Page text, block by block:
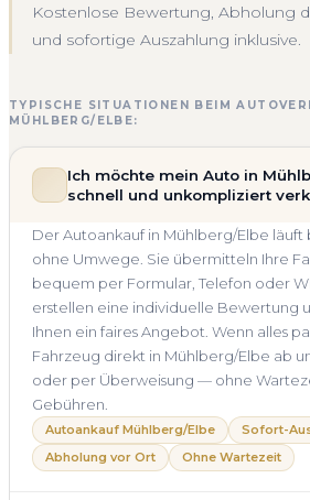
Kostenlose Bewertung, Abholung
und sofortige Auszahlung inklusive.
TYPISCHE SITUATIONEN BEIM
MÜHLBERG/ELBE:
Ich möchte mein Auto in
schnell und unkompliziert
Der Autoankauf in Mühlberg/Elbe läuft
ohne Umwege. Sie übermitteln Ihre
bequem per Formular, Telefon oder
erstellen eine individuelle Bewertung
Ihnen ein faires Angebot. Wenn alles
Fahrzeug direkt in Mühlberg/Elbe ab
oder per Überweisung — ohne
Gebühren.
Autoankauf Mühlberg/Elbe
Sofort-
Abholung vor Ort
Ohne Wartezeit